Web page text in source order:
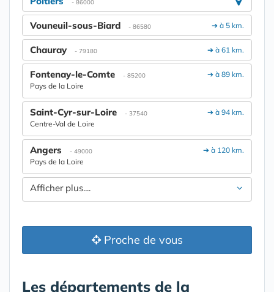
- 86000
➔ à 5 km.
Vouneuil-sous-Biard - 86580
➔ à 61 km.
Chauray - 79180
➔ à 89 km.
Fontenay-le-Comte - 85200
Pays de la Loire
➔ à 94 km.
Saint-Cyr-sur-Loire - 37540
Centre-Val de Loire
➔ à 120 km.
Angers - 49000
Pays de la Loire
Afficher plus....
Proche de vous
Les départements de la